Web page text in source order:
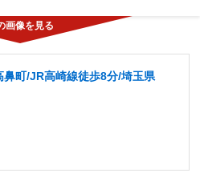
町/JR高崎線徒歩8分/埼玉県